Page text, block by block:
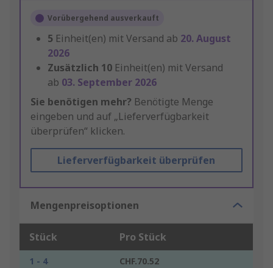
Vorübergehend ausverkauft
5 Einheit(en) mit Versand ab 20. August
2026
Zusätzlich 10 Einheit(en) mit Versand
ab 03. September 2026
Sie benötigen mehr? Benötigte Menge
eingeben und auf „Lieferverfügbarkeit
überprüfen“ klicken.
Lieferverfügbarkeit überprüfen
Mengenpreisoptionen
Stück Pro Stück
1 - 4
CHF.70.52